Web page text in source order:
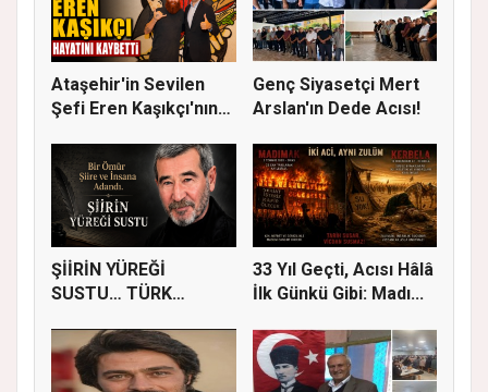
Ataşehir'in Sevilen
Şefi Eren Kaşıkçı'nın
Genç Siyasetçi Mert
Arslan'ın Dede Acısı!
ŞİİRİN YÜREĞİ
SUSTU… TÜRK
TEL...
33 Yıl Geçti, Acısı Hâlâ
İlk Günkü Gibi: Madı...